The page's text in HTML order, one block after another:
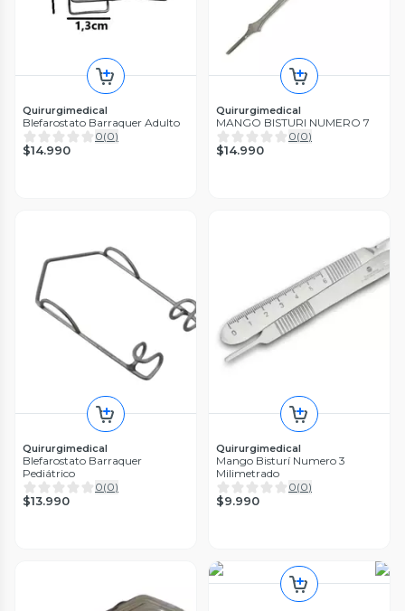
Quirurgimedical
Blefarostato Barraquer Adulto
0(0)
$14.990
Quirurgimedical
MANGO BISTURI NUMERO 7
0(0)
$14.990
Quirurgimedical
Blefarostato Barraquer
Pediátrico
0(0)
$13.990
Quirurgimedical
Mango Bisturí Numero 3
Milimetrado
0(0)
$9.990